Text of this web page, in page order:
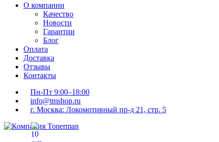
О компании
Качество
Новости
Гарантии
Блог
Оплата
Доставка
Отзывы
Контакты
Пн-Пт 9:00–18:00
info@tmshop.ru
г. Москва: Локомотивный пр-д 21, стр. 5